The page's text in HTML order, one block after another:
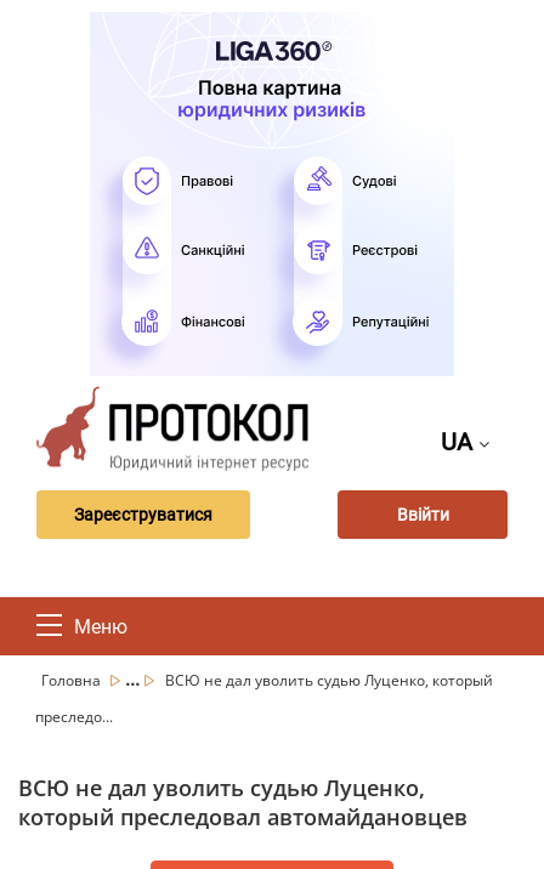
UA
Зареєструватися Ввійти
Меню
Головна ...
ВСЮ не дал уволить судью Луценко, который
преследо...
ВСЮ не дал уволить судью Луценко,
который преследовал автомайдановцев